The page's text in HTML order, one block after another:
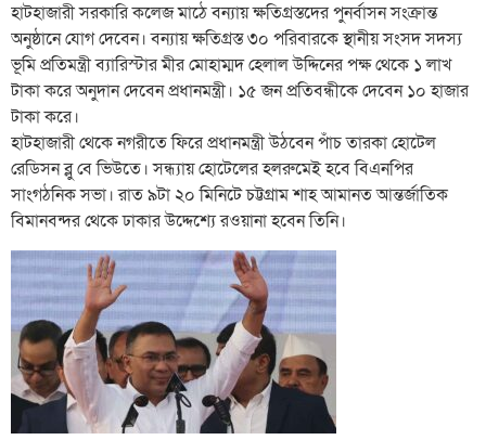
হাটহাজারী সরকারি কলেজ মাঠে বন্যায় ক্ষতিগ্রস্তদের পুনর্বাসন সংক্রান্ত
অনুষ্ঠানে যোগ দেবেন। বন্যায় ক্ষতিগ্রস্ত ৩০ পরিবারকে স্থানীয় সংসদ সদস্য
ভূমি প্রতিমন্ত্রী ব্যারিস্টার মীর মোহাম্মদ হেলাল উদ্দিনের পক্ষ থেকে ১ লাখ
টাকা করে অনুদান দেবেন প্রধানমন্ত্রী। ১৫ জন প্রতিবন্ধীকে দেবেন ১০ হাজার
টাকা করে।
হাটহাজারী থেকে নগরীতে ফিরে প্রধানমন্ত্রী উঠবেন পাঁচ তারকা হোটেল
রেডিসন ব্লু বে ভিউতে। সন্ধ্যায় হোটেলের হলরুমেই হবে বিএনপির
সাংগঠনিক সভা। রাত ৯টা ২০ মিনিটে চট্টগ্রাম শাহ আমানত আন্তর্জাতিক
বিমানবন্দর থেকে ঢাকার উদ্দেশ্যে রওয়ানা হবেন তিনি।